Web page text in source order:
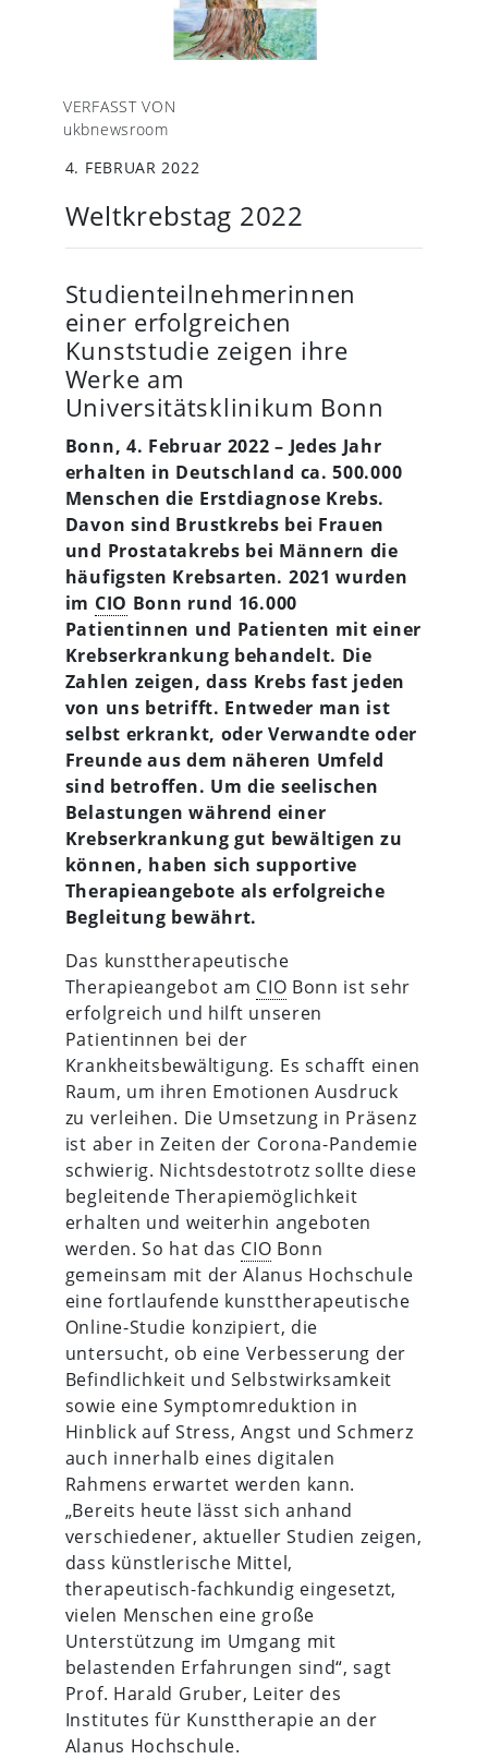
VERFASST VON
ukbnewsroom
4. FEBRUAR 2022
Weltkrebstag 2022
Studienteilnehmerinnen
einer erfolgreichen
Kunststudie zeigen ihre
Werke am
Universitätsklinikum Bonn
Bonn, 4. Februar 2022 – Jedes Jahr
erhalten in Deutschland ca. 500.000
Menschen die Erstdiagnose Krebs.
Davon sind Brustkrebs bei Frauen
und Prostatakrebs bei Männern die
häufigsten Krebsarten. 2021 wurden
im CIO Bonn rund 16.000
Patientinnen und Patienten mit einer
Krebserkrankung behandelt. Die
Zahlen zeigen, dass Krebs fast jeden
von uns betrifft. Entweder man ist
selbst erkrankt, oder Verwandte oder
Freunde aus dem näheren Umfeld
sind betroffen. Um die seelischen
Belastungen während einer
Krebserkrankung gut bewältigen zu
können, haben sich supportive
Therapieangebote als erfolgreiche
Begleitung bewährt.
Das kunsttherapeutische
Therapieangebot am CIO Bonn ist sehr
erfolgreich und hilft unseren
Patientinnen bei der
Krankheitsbewältigung. Es schafft einen
Raum, um ihren Emotionen Ausdruck
zu verleihen. Die Umsetzung in Präsenz
ist aber in Zeiten der Corona-Pandemie
schwierig. Nichtsdestotrotz sollte diese
begleitende Therapiemöglichkeit
erhalten und weiterhin angeboten
werden. So hat das CIO Bonn
gemeinsam mit der Alanus Hochschule
eine fortlaufende kunsttherapeutische
Online-Studie konzipiert, die
untersucht, ob eine Verbesserung der
Befindlichkeit und Selbstwirksamkeit
sowie eine Symptomreduktion in
Hinblick auf Stress, Angst und Schmerz
auch innerhalb eines digitalen
Rahmens erwartet werden kann.
„Bereits heute lässt sich anhand
verschiedener, aktueller Studien zeigen,
dass künstlerische Mittel,
therapeutisch-fachkundig eingesetzt,
vielen Menschen eine große
Unterstützung im Umgang mit
belastenden Erfahrungen sind“, sagt
Prof. Harald Gruber, Leiter des
Institutes für Kunsttherapie an der
Alanus Hochschule.